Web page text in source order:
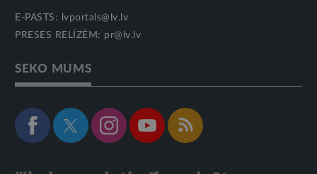
E-PASTS:
lvportals@lv.lv
PRESES RELĪZĒM: pr@lv.lv
SEKO MUMS